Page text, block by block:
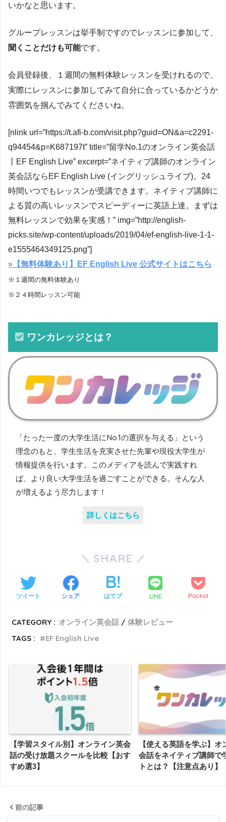
いかなと思います。
グループレッスンは挙手制ですのでレッスンに参加して、
聞くことだけも可能です。
会員登録後、１週間の無料体験レッスンを受けれるので、
実際にレッスンに参加してみて自分に合っているかどうか
雰囲気を掴んでみてくださいね。
[nlink url=”https://t.afi-b.com/visit.php?guid=ON&a=c2291-
q94454&p=K687197t” title=”留学No.1のオンライン英会話
丨EF English Live” excerpt=”ネイティブ講師のオンライン
英会話ならEF English Live (イングリッシュライブ)。24
時間いつでもレッスンが受講できます。ネイティブ講師に
よる質の高いレッスンでスピーディーに英語上達。まずは
無料レッスンで効果を実感！” img=”http://english-
picks.site/wp-content/uploads/2019/04/ef-english-live-1-1-
e1555464349125.png”]
»【無料体験あり】EF English Live 公式サイトはこちら
※１週間の無料体験あり
※２４時間レッスン可能
ワンカレッジとは？
「たった一度の大学生活にNo.1の選択を与える」という
理念のもと、学生生活を充実させた先輩や現役大学生が
情報提供を行います。このメディアを読んで実践すれ
ば、より良い大学生活を過ごすことができる。そんな人
が増えるよう尽力します！
詳しくはこちら
SHARE
ツイート シェア はてブ LINE Pocket
CATEGORY : オンライン英会話
体験レビュー
TAGS :
EF English Live
【学習スタイル別】オンライン英会
話の受け放題スクールを比較【おす
すめ選3】
【使える英語を学ぶ】オ
会話をネイティブ講師で
トとは？【注意点あり】
前の記事